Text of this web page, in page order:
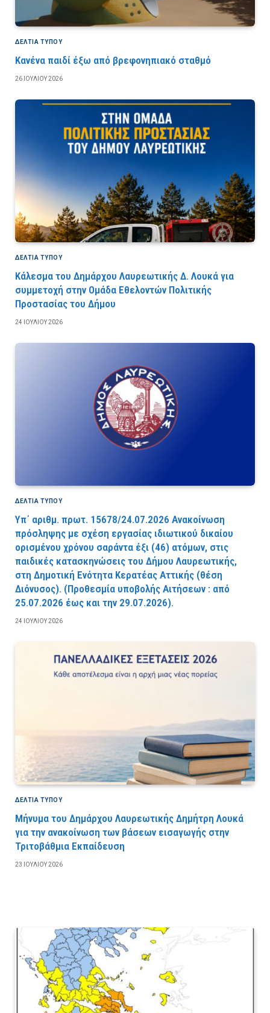
ΔΕΛΤΙΑ ΤΥΠΟΥ
Κανένα παιδί έξω από βρεφονηπιακό σταθμό
26 ΙΟΥΛΊΟΥ 2026
ΔΕΛΤΙΑ ΤΥΠΟΥ
Κάλεσμα του Δημάρχου Λαυρεωτικής Δ. Λουκά για
συμμετοχή στην Ομάδα Εθελοντών Πολιτικής
Προστασίας του Δήμου
24 ΙΟΥΛΊΟΥ 2026
ΔΕΛΤΙΑ ΤΥΠΟΥ
Υπ΄ αριθμ. πρωτ. 15678/24.07.2026 Ανακοίνωση
πρόσληψης με σχέση εργασίας ιδιωτικού δικαίου
ορισμένου χρόνου σαράντα έξι (46) ατόμων, στις
παιδικές κατασκηνώσεις του Δήμου Λαυρεωτικής,
στη Δημοτική Ενότητα Κερατέας Αττικής (θέση
Διόνυσος). (Προθεσμία υποβολής Αιτήσεων : από
25.07.2026 έως και την 29.07.2026).
24 ΙΟΥΛΊΟΥ 2026
ΔΕΛΤΙΑ ΤΥΠΟΥ
Μήνυμα του Δημάρχου Λαυρεωτικής Δημήτρη Λουκά
για την ανακοίνωση των βάσεων εισαγωγής στην
Τριτοβάθμια Εκπαίδευση
23 ΙΟΥΛΊΟΥ 2026